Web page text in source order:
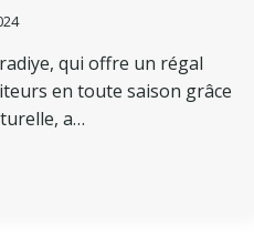
qui offre un régal
en toute saison grâce
a…